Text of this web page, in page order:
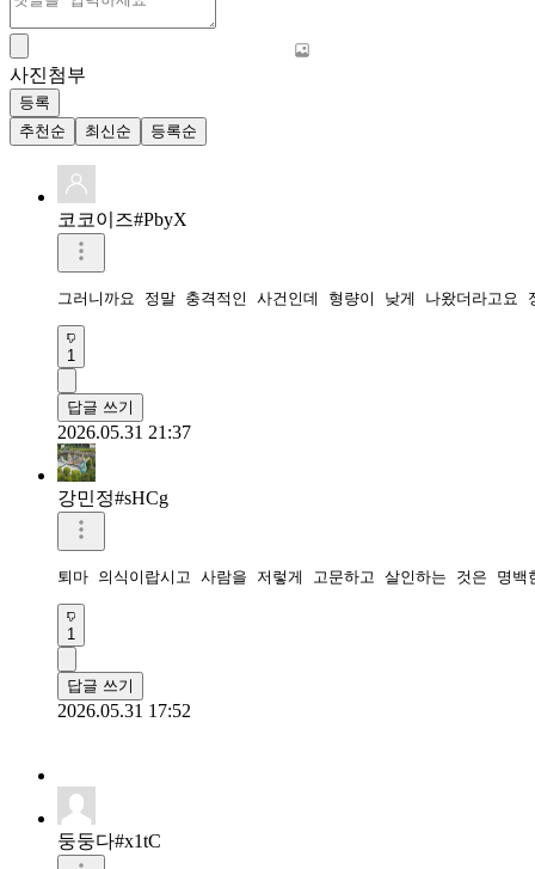
사진첨부
등록
추천순
최신순 등록순
코코이즈#PbyX
그러니까요 정말 충격적인 사건인데 형량이 낮게 나왔더라고요
1
답글 쓰기
2026.05.31 21:37
강민정#sHCg
퇴마 의식이랍시고 사람을 저렇게 고문하고 살인하는 것은 명
1
답글 쓰기
2026.05.31 17:52
둥둥다#x1tC